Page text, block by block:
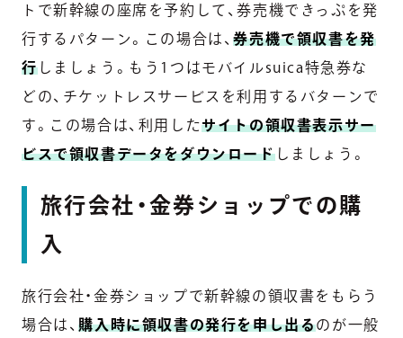
トで新幹線の座席を予約して、券売機できっぷを発
行するパターン。この場合は、券売機で領収書を発
行しましょう。もう1つはモバイルsuica特急券な
どの、チケットレスサービスを利用するバターンで
す。この場合は、利用したサイトの領収書表示サー
ビスで領収書データをダウンロードしましょう。
旅行会社・金券ショップでの購
入
旅行会社・金券ショップで新幹線の領収書をもらう
場合は、購入時に領収書の発行を申し出るのが一般